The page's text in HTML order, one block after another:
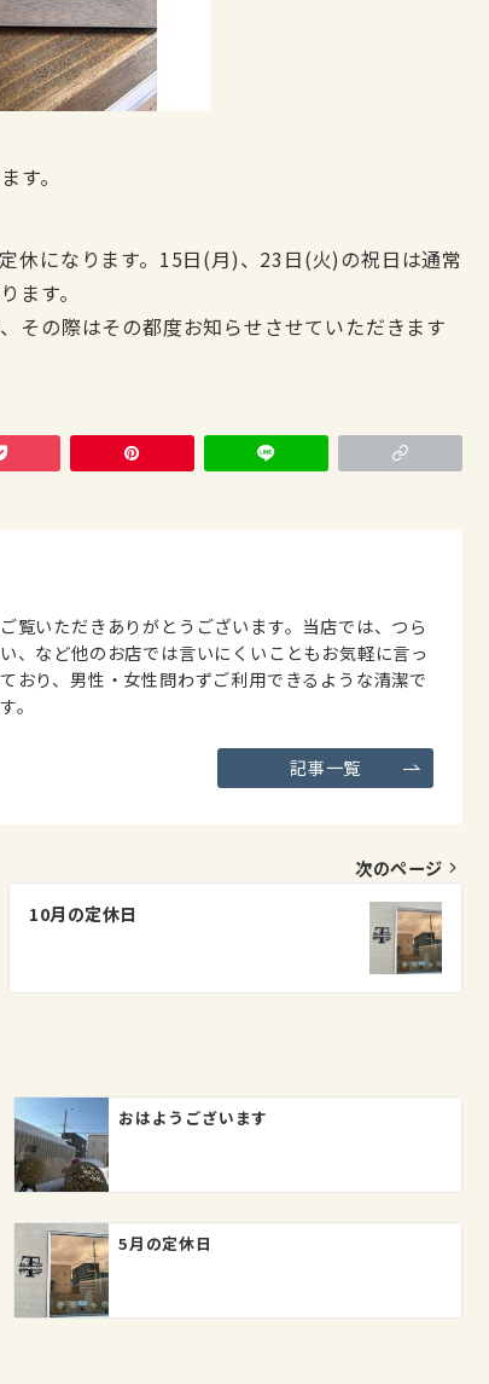
す。
休になります。15日(月)、23日(火)の祝日は通常
ます。
その際はその都度お知らせさせていただきます
覧いただきありがとうございます。当店では、つら
、など他のお店では言いにくいこともお気軽に言っ
おり、男性・女性問わずご利用できるような清潔で
。
記事一覧
次のページ
10月の定休日
おはようございます
5月の定休日